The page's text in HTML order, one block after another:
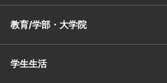
教育/学部・大学院
学生生活